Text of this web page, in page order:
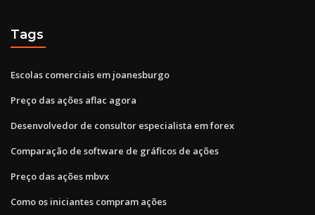
Tags
Escolas comerciais em joanesburgo
Preço das ações aflac agora
Desenvolvedor de consultor especialista em forex
Comparação de software de gráficos de ações
Preço das ações mbvx
Como os iniciantes compram ações